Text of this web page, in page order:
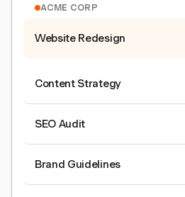
ACME CORP
Website Redesign
Content Strategy
SEO Audit
Brand Guidelines